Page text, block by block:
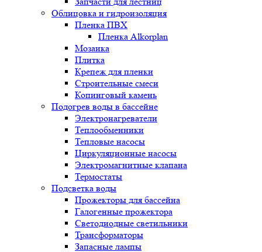
Облицовка и гидроизоляция
Пленка ПВХ
Пленка Alkorplan
Мозаика
Плитка
Крепеж для пленки
Строительные смеси
Копинговый камень
Подогрев воды в бассейне
Электронагреватели
Теплообменники
Тепловые насосы
Циркуляционные насосы
Электромагнитные клапана
Термостаты
Подсветка воды
Прожекторы для бассейна
Галогенные прожектора
Светодиодные светильники
Трансформаторы
Запасные лампы